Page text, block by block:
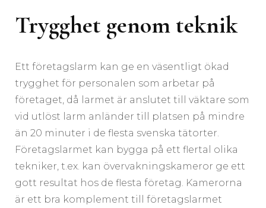
Trygghet genom teknik
Ett företagslarm kan ge en väsentligt ökad
trygghet för personalen som arbetar på
företaget, då larmet är anslutet till väktare som
vid utlöst larm anländer till platsen på mindre
än 20 minuter i de flesta svenska tätorter.
Företagslarmet kan bygga på ett flertal olika
tekniker, t.ex. kan övervakningskameror ge ett
gott resultat hos de flesta företag. Kamerorna
är ett bra komplement till företagslarmet